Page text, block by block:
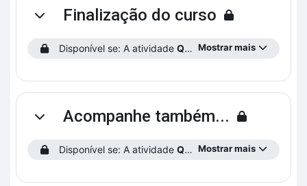
ContrairFinalização do curso
Mostrar mais
Disponível se: A atividade Questionário 8 está
ContrairAcompanhe também...
Mostrar mais
Disponível se: A atividade Questionário 8 está